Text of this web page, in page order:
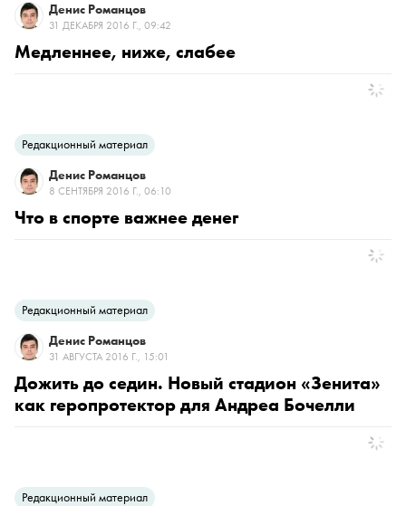
Денис Романцов
31 ДЕКАБРЯ 2016 Г., 09:42
Медленнее, ниже, слабее
Редакционный материал
Денис Романцов
8 СЕНТЯБРЯ 2016 Г., 06:10
Что в спорте важнее денег
Редакционный материал
Денис Романцов
31 АВГУСТА 2016 Г., 15:01
Дожить до седин. Новый стадион «Зенита»
как геропротектор для Андреа Бочелли
Редакционный материал